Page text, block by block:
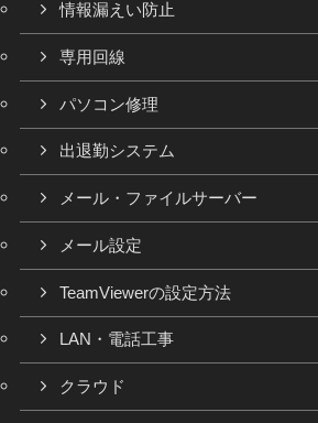
情報漏えい防止
専用回線
パソコン修理
出退勤システム
メール・ファイルサーバー
メール設定
TeamViewerの設定方法
LAN・電話工事
クラウド